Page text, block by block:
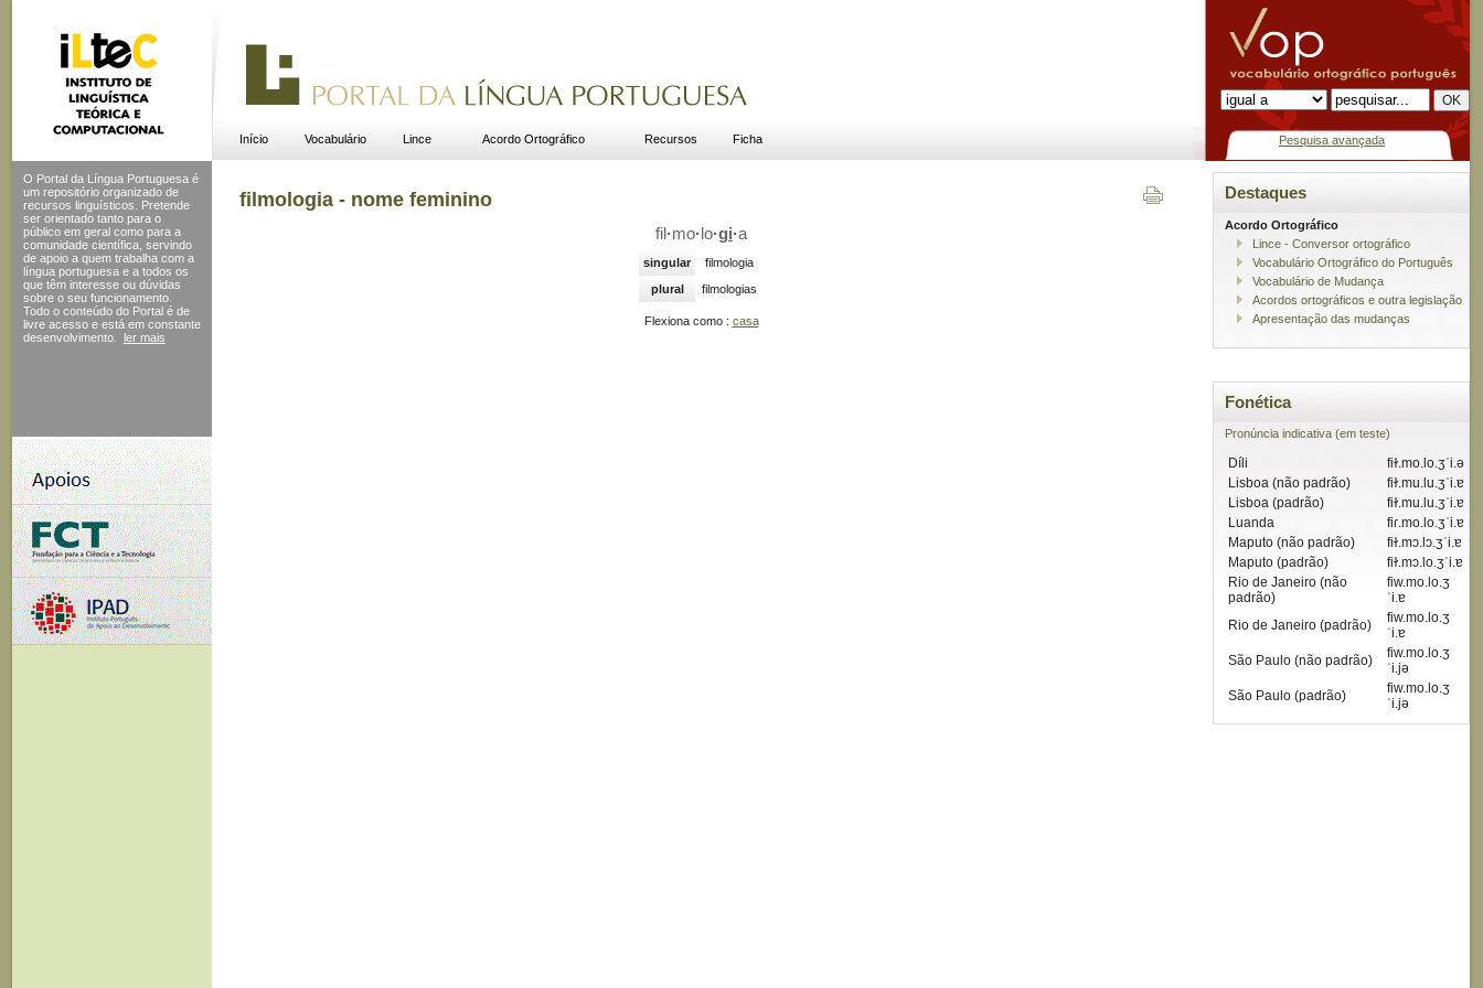
Início Vocabulário Lince Acordo Ortográfico Recursos Ficha Pesquisa avançada
O Portal da Língua Portuguesa é
um repositório organizado de
recursos linguísticos. Pretende
ser orientado tanto para o
público em geral como para a
comunidade científica, servindo
de apoio a quem trabalha com a
língua portuguesa e a todos os
que têm interesse ou dúvidas
sobre o seu funcionamento.
Todo o conteúdo do Portal é de
livre acesso e está em constante
desenvolvimento.
ler mais
filmologia - nome feminino
fil ·mo· lo·gi·a
singular
filmologia
plural
filmologias
Flexiona como : casa
Destaques
Acordo Ortográfico
Lince - Conversor ortográfico
Vocabulário Ortográfico do Português
Vocabulário de Mudança
Acordos ortográficos e outra legislação
Apresentação das mudanças
Fonética
Pronúncia indicativa (em teste)
Díli
fiɫ.mo.lo.ʒˈi.ə
Lisboa (não padrão)
fiɫ.mu.lu.ʒˈi.ɐ
Lisboa (padrão)
fiɫ.mu.lu.ʒˈi.ɐ
Luanda
fiɾ.mo.lo.ʒˈi.ɐ
Maputo (não padrão)
fiɫ.mɔ.lɔ.ʒˈi.ɐ
Maputo (padrão)
fiɫ.mɔ.lo.ʒˈi.ɐ
Rio de Janeiro (não
padrão)
fiw.mo.lo.ʒ
ˈi.ɐ
Rio de Janeiro (padrão)
fiw.mo.lo.ʒ
ˈi.ɐ
São Paulo (não padrão)
fiw.mo.lo.ʒ
ˈi.jə
São Paulo (padrão)
fiw.mo.lo.ʒ
ˈi.jə